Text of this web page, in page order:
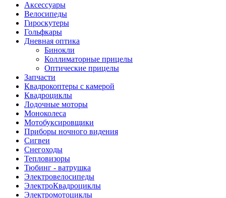
Аксессуары
Велосипеды
Гироскутеры
Гольфкары
Дневная оптика
Бинокли
Коллиматорные прицелы
Оптические прицелы
Запчасти
Квадрокоптеры с камерой
Квадроциклы
Лодочные моторы
Моноколеса
Мотобуксировщики
Приборы ночного видения
Сигвеи
Снегоходы
Тепловизоры
Тюбинг - ватрушка
Электровелосипеды
ЭлектроКвадроциклы
Электромотоциклы